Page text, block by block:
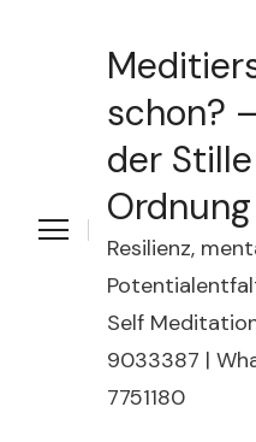
schon?
der
Ordnung
Resilienz,
Self
9033387 |
7751180